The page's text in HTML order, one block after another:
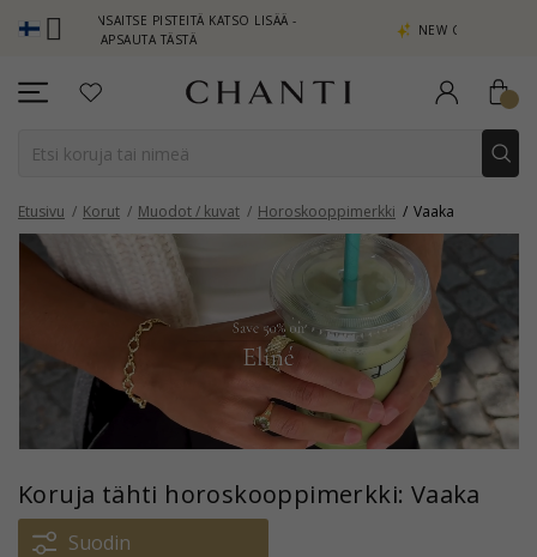
PISTEITÄ KATSO LISÄÄ -
TÄSTÄ
NEW COLLECTION | AURA
Etusivu Korut Muodot / kuvat Horoskooppimerkki Vaaka
Koruja tähti horoskooppimerkki: Vaaka
Suodin